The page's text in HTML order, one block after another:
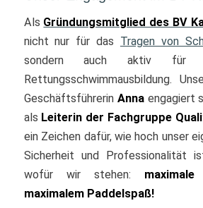
Als Gründungsmitglied des BV
nicht nur für das Tragen von
sondern auch aktiv für
Rettungsschwimmausbildung.
Geschäftsführerin Annaengagiert
als Leiterin der Fachgruppe
ein Zeichen dafür, wie hoch unser
Sicherheit und Professionalität
wofür wir stehen:
maximalem Paddelspaß!